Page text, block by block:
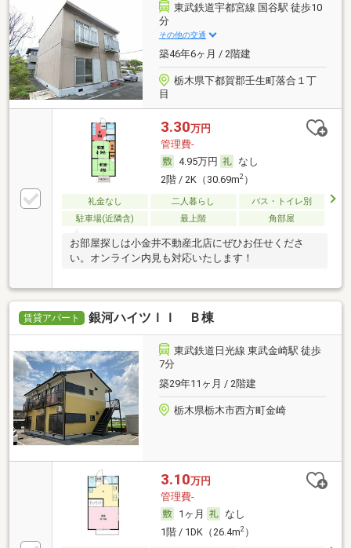
東武鉄道宇都宮線 国谷駅 徒歩10
分
その他の交通
築46年6ヶ月 / 2階建
栃木県下都賀郡壬生町落合１丁
目
3.30万円
管理費-
4.95万円
なし
2階 / 2K（30.69m2）
礼金なし 二人暮らし
バス・トイレ別
駐車場(近隣含)
最上階 角部屋
お部屋探しは小金井不動産北店にぜひお任せくださ
い。オンライン内見も対応いたします！
賃貸アパート 銀河ハイツＩＩ Ｂ棟
東武鉄道日光線 東武金崎駅 徒歩
7分
築29年11ヶ月 / 2階建
栃木県栃木市西方町金崎
3.10万円
管理費-
1ヶ月
なし
1階 / 1DK（26.4m2）